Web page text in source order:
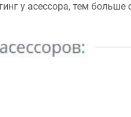
у асессора, тем